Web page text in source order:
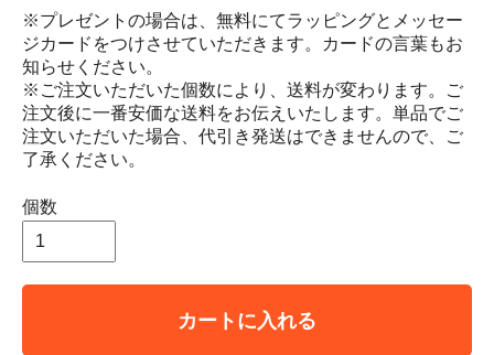
※プレゼントの場合は、無料にてラッピングとメッセー
ジカードをつけさせていただきます。カードの言葉もお
知らせください。
※ご注文いただいた個数により、送料が変わります。ご
注文後に一番安価な送料をお伝えいたします。単品でご
注文いただいた場合、代引き発送はできませんので、ご
了承ください。
個数
カートに入れる